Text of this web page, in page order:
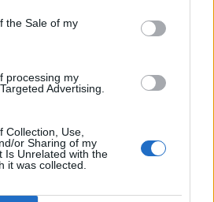
the Sale of my
processing my
Advertising.
Collection, Use,
or Sharing of my
Is Unrelated with the
it was collected.
del
razzi..."
discorso